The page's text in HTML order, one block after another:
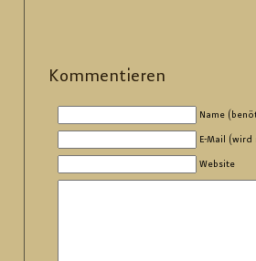
Kom­men­tie­ren
Name
E-Mail
Website